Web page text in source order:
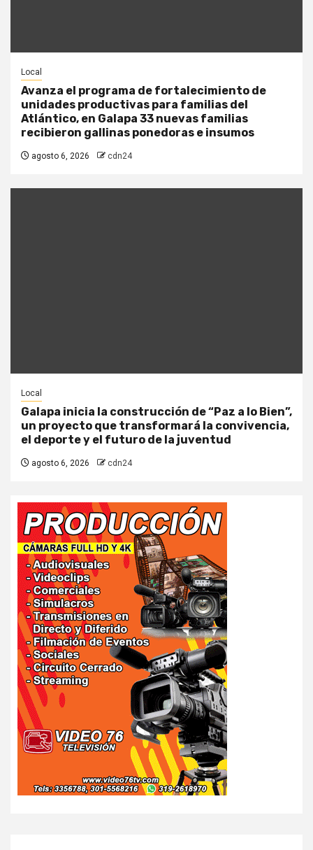
Local
Avanza el programa de fortalecimiento de
unidades productivas para familias del
Atlántico, en Galapa 33 nuevas familias
recibieron gallinas ponedoras e insumos
agosto 6, 2026 cdn24
Local
Galapa inicia la construcción de “Paz a lo Bien”,
un proyecto que transformará la convivencia,
el deporte y el futuro de la juventud
agosto 6, 2026 cdn24